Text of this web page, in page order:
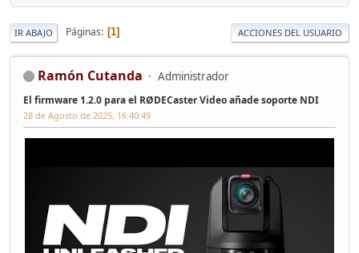
IR ABAJO Páginas 1 ACCIONES DEL USUARIO
Ramón Cutanda Administrador
El firmware 1.2.0 para el RØDECaster Video añade soporte NDI
28 de Agosto de 2025, 16:40:49